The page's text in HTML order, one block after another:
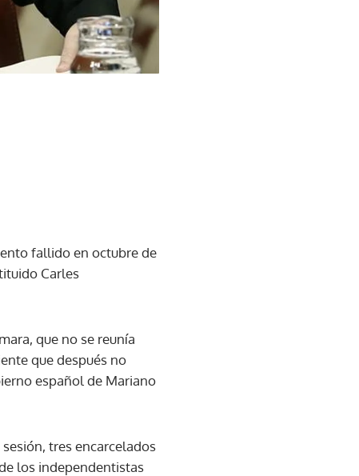
fallido en octubre de
Carles
que no se reunía
que después no
español de Mariano
tres encarcelados
los independentistas